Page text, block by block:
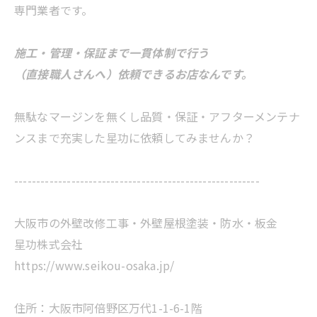
専門業者です。
施工・管理・保証まで一貫体制で行う
（直接職人さんへ）依頼できるお店なんです。
無駄なマージンを無くし品質・保証・アフターメンテナ
ンスまで充実した星功に依頼してみませんか？
--------------------------------------------------------
大阪市の外壁改修工事・外壁屋根塗装・防水・板金
星功株式会社
https://www.seikou-osaka.jp/
住所：大阪市阿倍野区万代1-1-6-1階